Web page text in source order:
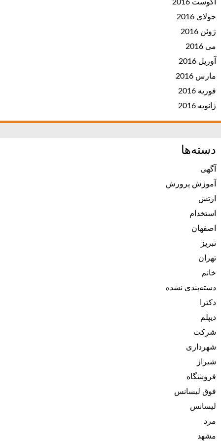
آگوست 2016
جولای 2016
ژوئن 2016
می 2016
آوریل 2016
مارس 2016
فوریه 2016
ژانویه 2016
دسته‌ها
آگهی
آموزش پرورش
ارتش
استخدام
اصفهان
تبریز
تهران
خانم
دسته‌بندی نشده
دکترا
دیپلم
شرکت
شهرداری
شیراز
فروشگاه
فوق لیسانس
لیسانس
مرد
مشهد